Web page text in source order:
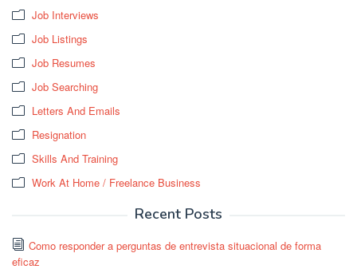
Job Interviews
Job Listings
Job Resumes
Job Searching
Letters And Emails
Resignation
Skills And Training
Work At Home / Freelance Business
Recent Posts
Como responder a perguntas de entrevista situacional de forma
eficaz